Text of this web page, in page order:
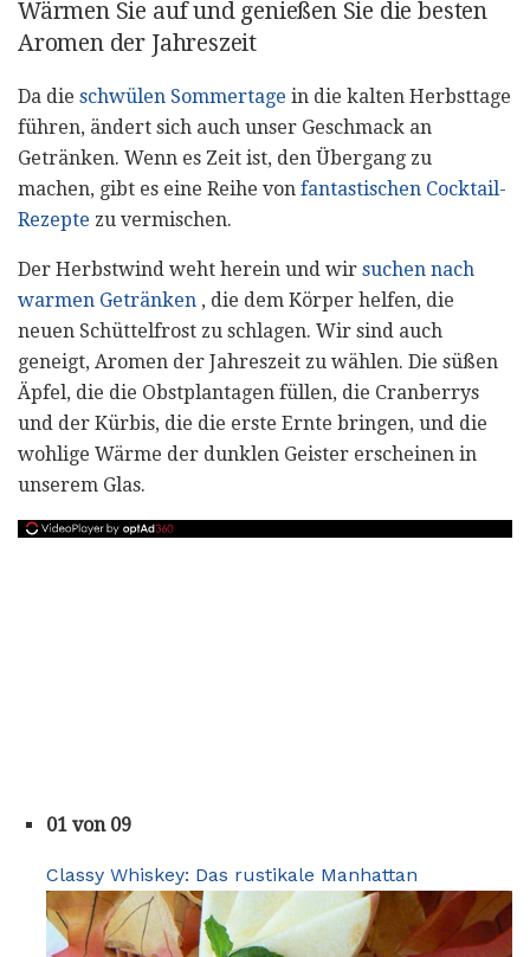
Wärmen Sie auf und genießen Sie die besten
Aromen der Jahreszeit
Da die schwülen Sommertage in die kalten Herbsttage
führen, ändert sich auch unser Geschmack an
Getränken. Wenn es Zeit ist, den Übergang zu
machen, gibt es eine Reihe von fantastischen Cocktail-
Rezepte zu vermischen.
Der Herbstwind weht herein und wir suchen nach
warmen Getränken , die dem Körper helfen, die
neuen Schüttelfrost zu schlagen. Wir sind auch
geneigt, Aromen der Jahreszeit zu wählen. Die süßen
Äpfel, die die Obstplantagen füllen, die Cranberrys
und der Kürbis, die die erste Ernte bringen, und die
wohlige Wärme der dunklen Geister erscheinen in
unserem Glas.
01 von 09
Classy Whiskey: Das rustikale Manhattan